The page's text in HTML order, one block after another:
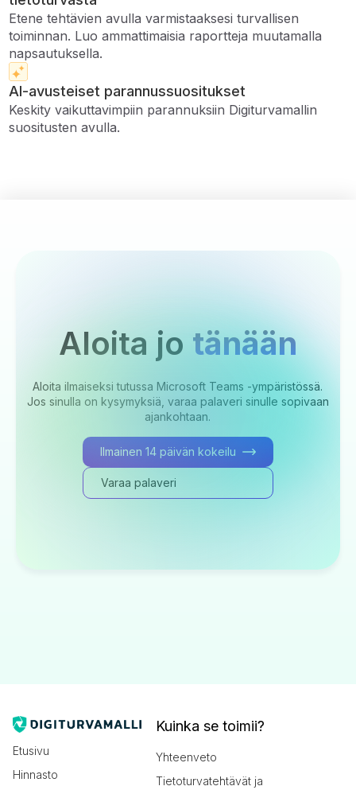
Etene tehtävien avulla varmistaaksesi turvallisen
toiminnan. Luo ammattimaisia ​​raportteja muutamalla
napsautuksella.
AI-avusteiset parannussuositukset
Keskity vaikuttavimpiin parannuksiin Digiturvamallin
suositusten avulla.
Aloita jo tänään
Aloita ilmaiseksi tutussa Microsoft Teams -ympäristössä.
Jos sinulla on kysymyksiä, varaa palaveri sinulle sopivaan
ajankohtaan.
Ilmainen 14 päivän kokeilu
Varaa palaveri
Etusivu
Hinnasto
Kuinka se toimii?
Yhteenveto
Tietoturvatehtävät ja